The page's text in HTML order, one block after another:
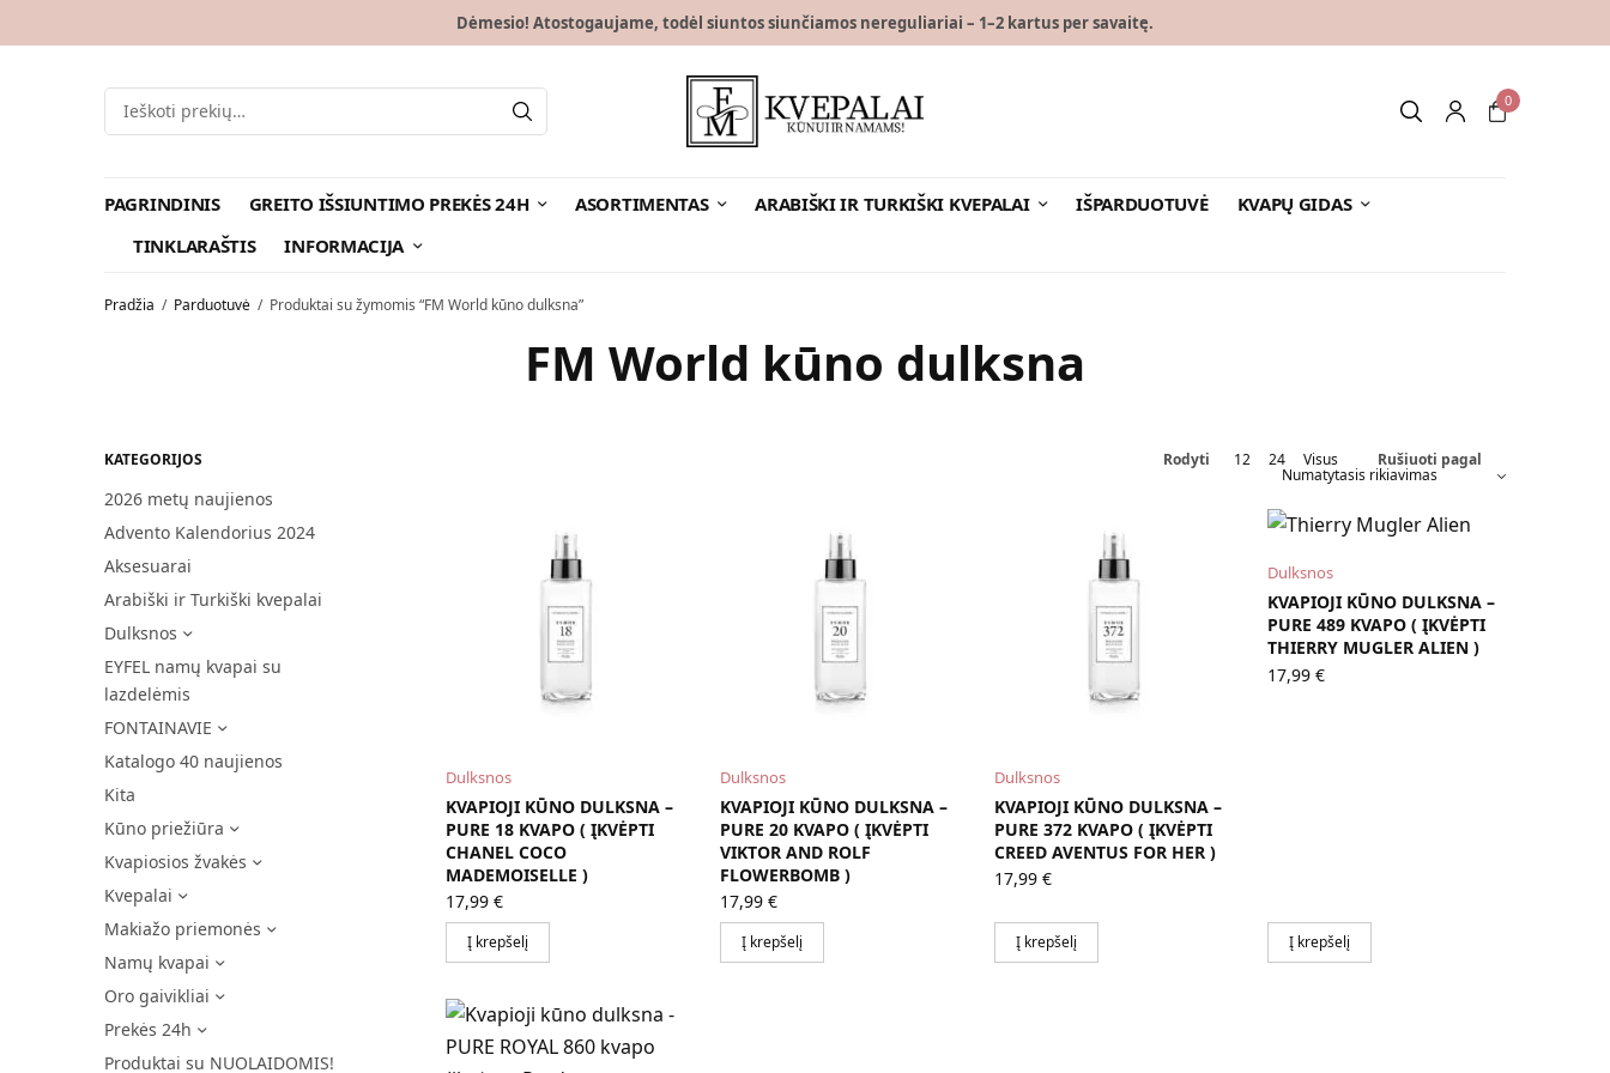
Dėmesio! Atostogaujame, todėl siuntos siunčiamos nereguliariai – 1–2 kartus per savaitę.
0
PAGRINDINIS GREITO IŠSIUNTIMO PREKĖS 24H ASORTIMENTAS ARABIŠKI IR TURKIŠKI KVEPALAI IŠPARDUOTUVĖ
KVAPŲ GIDAS
TINKLARAŠTIS
INFORMACIJA
Pradžia / Parduotuvė / Produktai su žymomis “FM World kūno dulksna”
FM World kūno dulksna
KATEGORIJOS
2026 metų naujienos
Advento Kalendorius 2024
Aksesuarai
Arabiški ir Turkiški kvepalai
Dulksnos
EYFEL namų kvapai su
lazdelėmis
FONTAINAVIE
Katalogo 40 naujienos
Kita
Kūno priežiūra
Kvapiosios žvakės
Kvepalai
Makiažo priemonės
Namų kvapai
Oro gaivikliai
Prekės 24h
Produktai su NUOLAIDOMIS!
Rodyti 12 24 Visus Rušiuoti pagal
Dulksnos
KVAPIOJI KŪNO DULKSNA –
PURE 18 KVAPO ( ĮKVĖPTI
CHANEL COCO
MADEMOISELLE )
17,99 €
Į krepšelį
Dulksnos
KVAPIOJI KŪNO DULKSNA –
PURE 20 KVAPO ( ĮKVĖPTI
VIKTOR AND ROLF
FLOWERBOMB )
17,99 €
Į krepšelį
Dulksnos
KVAPIOJI KŪNO DULKSNA –
PURE 372 KVAPO ( ĮKVĖPTI
CREED AVENTUS FOR HER )
17,99 €
Į krepšelį
Dulksnos
KVAPIOJI KŪNO DULKSNA –
PURE 489 KVAPO ( ĮKVĖPTI
THIERRY MUGLER ALIEN )
17,99€
Į krepšelį